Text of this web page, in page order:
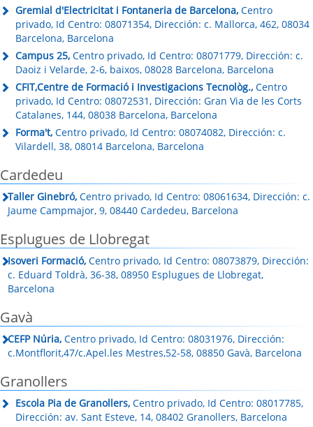
Gremial d'Electricitat i Fontaneria de Barcelona, Centro
privado, Id Centro: 08071354, Dirección: c. Mallorca, 462, 08034
Barcelona, Barcelona
Campus 25, Centro privado, Id Centro: 08071779, Dirección: c.
Daoiz i Velarde, 2-6, baixos, 08028 Barcelona, Barcelona
CFIT,Centre de Formació i Investigacions Tecnològ., Centro
privado, Id Centro: 08072531, Dirección: Gran Via de les Corts
Catalanes, 144, 08038 Barcelona, Barcelona
Forma't, Centro privado, Id Centro: 08074082, Dirección: c.
Vilardell, 38, 08014 Barcelona, Barcelona
Cardedeu
Taller Ginebró, Centro privado, Id Centro: 08061634, Dirección: c.
Jaume Campmajor, 9, 08440 Cardedeu, Barcelona
Esplugues de Llobregat
Isoveri Formació, Centro privado, Id Centro: 08073879, Dirección:
c. Eduard Toldrà, 36-38, 08950 Esplugues de Llobregat,
Barcelona
Gavà
CEFP Núria, Centro privado, Id Centro: 08031976, Dirección:
c.Montflorit,47/c.Apel.les Mestres,52-58, 08850 Gavà, Barcelona
Granollers
Escola Pia de Granollers, Centro privado, Id Centro: 08017785,
Dirección: av. Sant Esteve, 14, 08402 Granollers, Barcelona